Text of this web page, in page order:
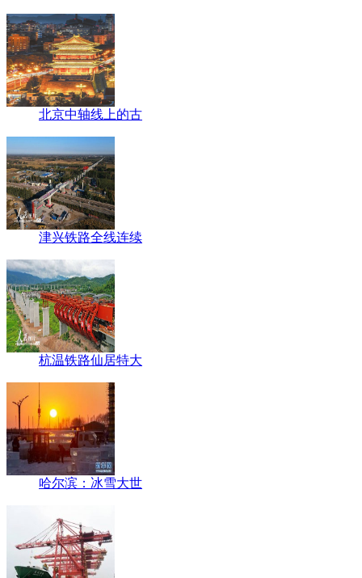
北京中轴线上的古
津兴铁路全线连续
杭温铁路仙居特大
哈尔滨：冰雪大世